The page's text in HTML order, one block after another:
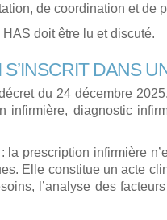
de coordination et de
doit être lu et discuté.
DANS
du 24 décembre
infirmière, diagnostic
la prescription infirmière
Elle constitue un acte
l’analyse des